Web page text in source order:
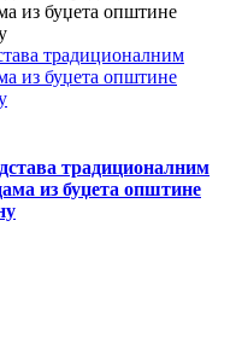
традиционалним
из буџета општине
традиционалним
из буџета општине